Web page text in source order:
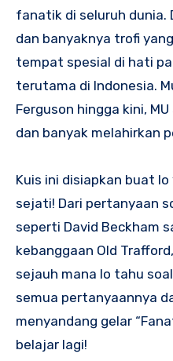
fanatik di seluruh dunia.
dan banyaknya trofi
tempat spesial di hati
terutama di Indonesia.
Ferguson hingga kini,
dan banyak melahirkan
Kuis ini disiapkan buat
sejati! Dari pertanyaan
seperti David Beckham
kebanggaan Old
sejauh mana lo tahu
semua pertanyaannya
menyandang gelar
belajar lagi!